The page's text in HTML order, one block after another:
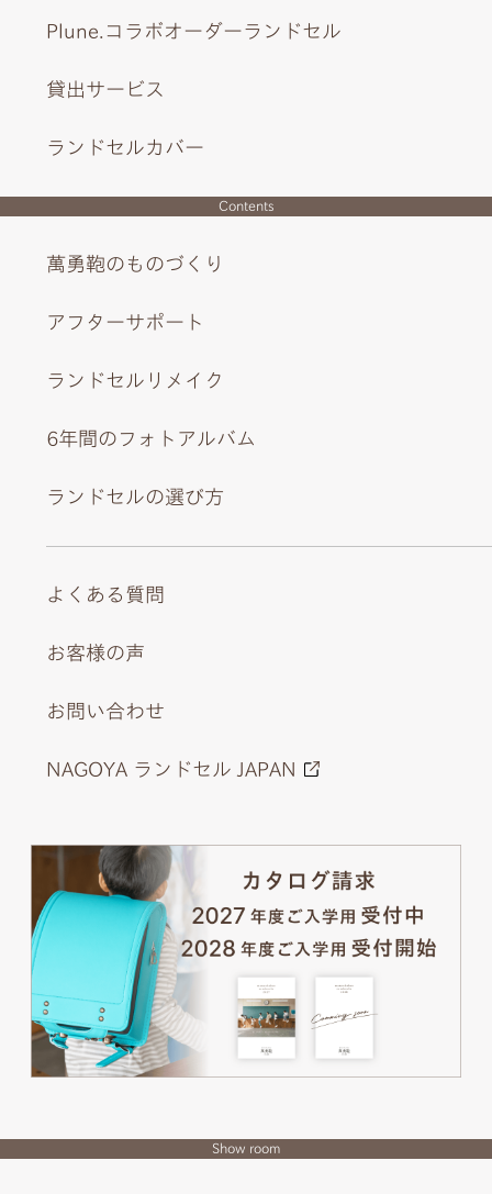
開けると見える落ち着いたチェック柄が上品なアクセント
に。
Plune.コラボオーダーランドセル
貸出サービス
ランドセルカバー
Contents
萬勇鞄のものづくり
アフターサポート
ランドセルリメイク
6年間のフォトアルバム
ランドセルの選び方
よくある質問
お客様の声
お問い合わせ
NAGOYA ランドセル JAPAN
Show room